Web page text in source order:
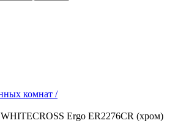
комнат /
Ergo ER2276CR (хром)